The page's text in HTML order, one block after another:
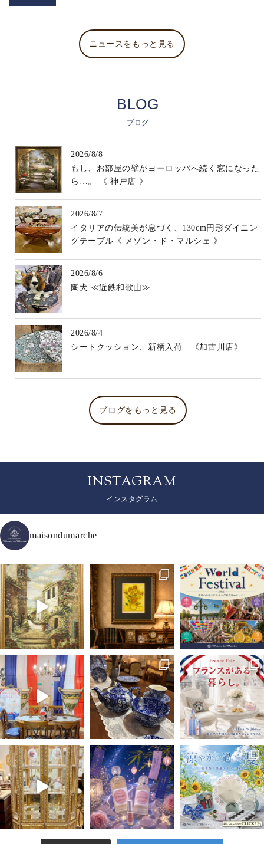
ニュースをもっと見る
BLOG
ブログ
2026/8/8
もし、お部屋の壁がヨーロッパへ続く窓になった
ら…。 《 神戸店 》
2026/8/7
イタリアの伝統美が息づく、130cm円形ダイニン
グテーブル《 メゾン・ド・マルシェ 》
2026/8/6
陶犬 ≪近鉄和歌山≫
2026/8/4
シートクッション、新柄入荷 《加古川店》
ブログをもっと見る
INSTAGRAM
インスタグラム
maisondumarche